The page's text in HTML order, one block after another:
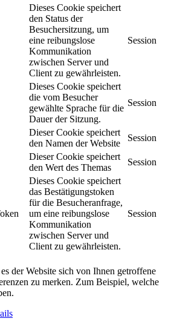
Dieses Cookie speichert
den Status der
Besuchersitzung, um
eine reibungslose
Kommunikation
zwischen Server und
Client zu gewährleisten.
Session
Dieses Cookie speichert
die vom Besucher
gewählte Sprache für die
Dauer der Sitzung.
Session
Dieser Cookie speichert
den Namen der Website
Session
Dieser Cookie speichert
den Wert des Themas
Session
Dieses Cookie speichert
das Bestätigungstoken
für die Besucheranfrage,
um eine reibungslose
Kommunikation
zwischen Server und
Client zu gewährleisten.
Session
der Website sich von Ihnen getroffene
zu merken. Zum Beispiel, welche